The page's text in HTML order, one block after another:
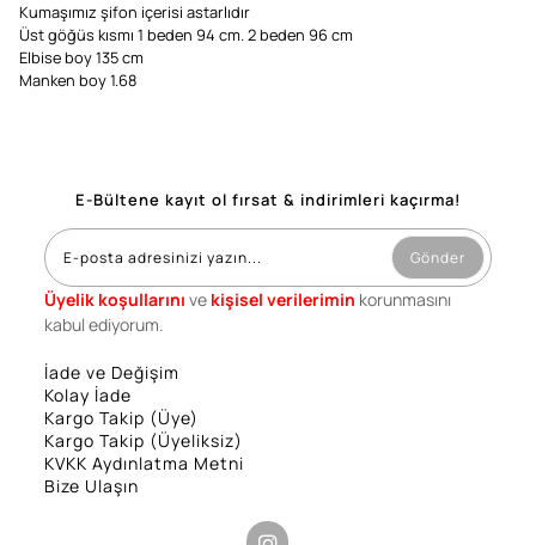
Kumaşımız şifon içerisi astarlıdır
Üst göğüs kısmı 1 beden 94 cm. 2 beden 96 cm
Elbise boy 135 cm
Manken boy 1.68
E-Bültene kayıt ol fırsat & indirimleri kaçırma!
Gönder
Üyelik koşullarını ve kişisel verilerimin korunmasını
kabul ediyorum.
İade ve Değişim
Kolay İade
Kargo Takip (Üye)
Kargo Takip (Üyeliksiz)
KVKK Aydınlatma Metni
Bize Ulaşın